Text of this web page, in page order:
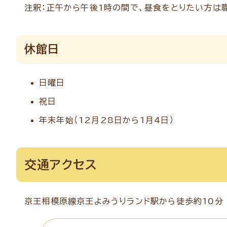
注釈：正午から午後1時の間で、昼食をとりたい方は
休館日
日曜日
祝日
年末年始（12月28日から1月4日）
交通アクセス
京王相模原線京王よみうりランド駅から徒歩約10分